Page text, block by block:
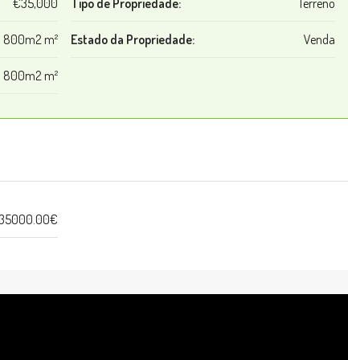
€35,000
800m2 m²
800m2 m²
Tipo de Propriedade: Terreno
Estado da Propriedade: Venda